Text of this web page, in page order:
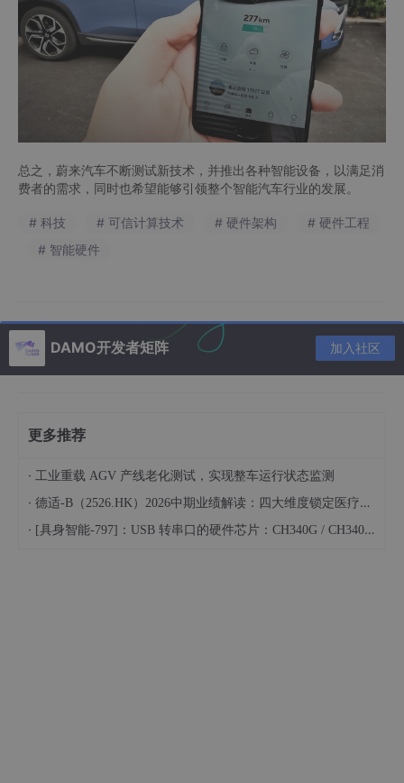
总之，蔚来汽车不断测试新技术，并推出各种智能设备，以满足消
费者的需求，同时也希望能够引领整个智能汽车行业的发展。
# 科技 # 可信计算技术 # 硬件架构
# 硬件工程
# 智能硬件
DAMO开发者矩阵 加入社区
更多推荐
· 工业重载 AGV 产线老化测试，实现整车运行状态监测
· 德适-B（2526.HK）2026中期业绩解读：四大维度锁定医疗影像垂直大模型“龙头”底色
· [具身智能-797]：USB 转串口的硬件芯片：CH340G / CH340C / CH340N 详解